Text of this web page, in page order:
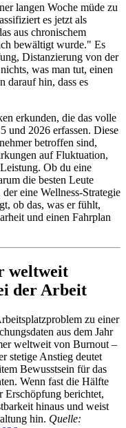
langen Woche müde zu
es jetzt als
aus chronischem
bewältigt wurde." Es
Distanzierung von der
was man tut, einen
darauf hin, dass es
erkunden, die das volle
und 2026 erfassen. Diese
betroffen sind,
auf Fluktuation,
Ob du eine
die besten Leute
eine Wellness-Strategie
ob das, was er fühlt,
und einen Fahrplan
weltweit
der Arbeit
zu einer
aus dem Jahr
weltweit von Burnout –
stetige Anstieg deutet
Bewusstsein für das
Wenn fast die Hälfte
Erschöpfung berichtet,
hinaus und weist
hin. Quelle: